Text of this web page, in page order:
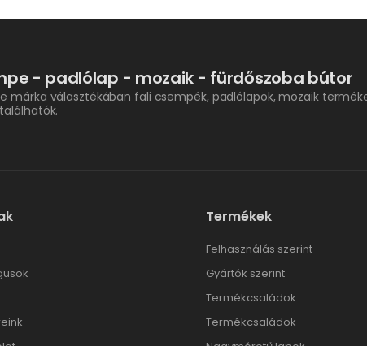
- padlólap - mozaik - fürdőszoba bútor
márka választékában fali csempék, padlólapok, mozaik
Termékek
Felhasználás szerint
Gyártók szerint
Termékcsaládok
Termékcsaládok